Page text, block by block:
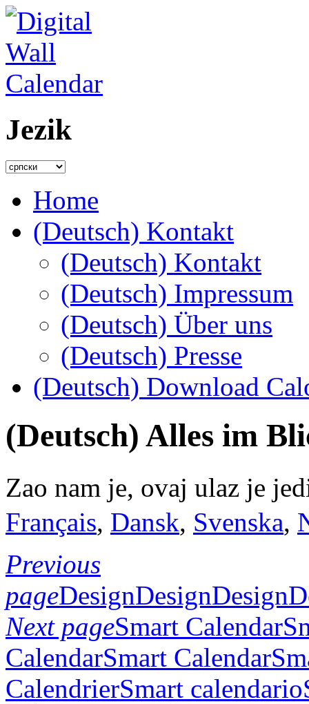
Jezik
Home
(Deutsch) Kontakt
(Deutsch) Kontakt
(Deutsch) Impressum
(Deutsch) Über uns
(Deutsch) Presse
(Deutsch) Download
(Deutsch) Alles im
Zao nam je, ovaj ulaz je
Français, Dansk, Svenska,
Previous
pageDesignDesignDesign
Next pageSmart Calendar
CalendarSmart Calendar
CalendrierSmart calendario